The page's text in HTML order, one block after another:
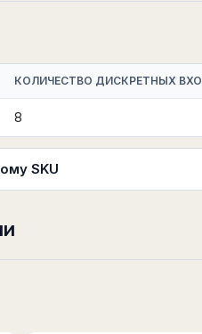
КОЛИЧЕСТВО ДИСКРЕТНЫХ
8
SKU